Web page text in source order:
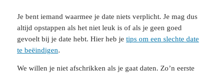
Je bent iemand waarmee je date niets verplicht. Je mag dus
altijd opstappen als het niet leuk is of als je geen goed
gevoelt bij je date hebt. Hier heb je tips om een slechte date
te beëindigen.
We willen je niet afschrikken als je gaat daten. Zo’n eerste